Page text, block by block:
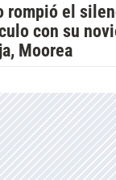
rompió el
con su
Moorea